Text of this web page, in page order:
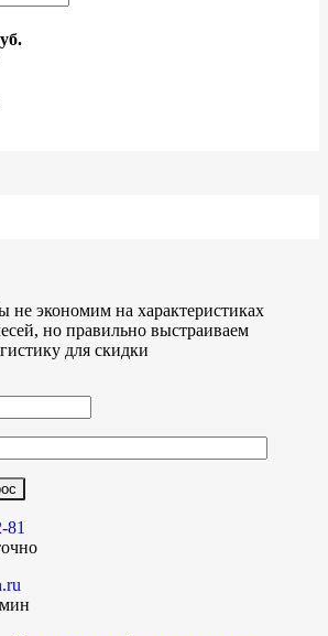
не экономим на характеристиках
но правильно выстраиваем
для скидки
81